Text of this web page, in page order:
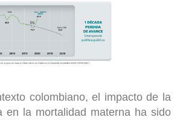
colombiano, el impacto de la
en la mortalidad materna ha sido